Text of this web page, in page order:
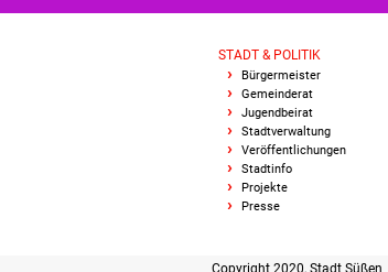
STADT & POLITIK
Bürgermeister
Gemeinderat
Jugendbeirat
Stadtverwaltung
Veröffentlichungen
Stadtinfo
Projekte
Presse